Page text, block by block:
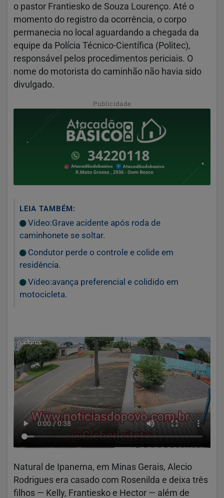
o pastor Frantiesko de Souza Lourenço. Até o
momento do registro da ocorrência, o corpo
permanecia no local aguardando a chegada da
equipe da Polícia Técnico-Científica (Politec),
responsável pelos procedimentos periciais. O
nome do motorista do caminhão não havia sido
divulgado.
Publicidade
LEIA TAMBÉM:
Vídeo:Grave acidente após roda de
caminhonete se soltar.
Condutor perde o controle e colide em
residência.
Vídeo:avança preferencial e colidido em
motocicleta.
Natural de Ipanema, em Minas Gerais, Alecio
Rodrigues era casado com Rosenilda e deixa três
filhos — Kelly, Frantiesko e Hector — além de